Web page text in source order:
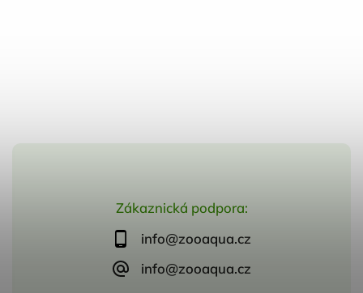
Zákaznická podpora:
info@zooaqua.cz
info@zooaqua.cz